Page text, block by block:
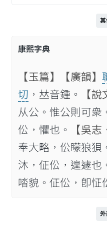
康熙字典
【玉篇】 【廣韻】
切 ，𠀤音鍾。 【說
从公。惟公則可
伀，懼也。
【吳
奉大略，伀矇狼狽
沐，佂伀，遑遽也
𠴲貌。佂伀，卽怔